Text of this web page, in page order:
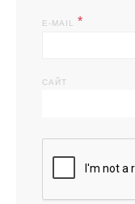
E-MAIL *
САЙТ